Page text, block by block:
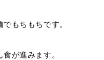
もちもちです。
が進みます。